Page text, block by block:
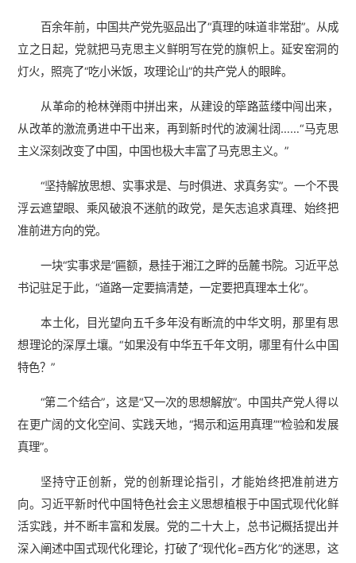
百余年前，中国共产党先驱品出了“真理的味道非常甜”。从成
立之日起，党就把马克思主义鲜明写在党的旗帜上。延安窑洞的
灯火，照亮了“吃小米饭，攻理论山”的共产党人的眼眸。
从革命的枪林弹雨中拼出来，从建设的筚路蓝缕中闯出来，
从改革的激流勇进中干出来，再到新时代的波澜壮阔……“马克思
主义深刻改变了中国，中国也极大丰富了马克思主义。”
“坚持解放思想、实事求是、与时俱进、求真务实”。一个不畏
浮云遮望眼、乘风破浪不迷航的政党，是矢志追求真理、始终把
准前进方向的党。
一块“实事求是”匾额，悬挂于湘江之畔的岳麓书院。习近平总
书记驻足于此，“道路一定要搞清楚，一定要把真理本土化”。
本土化，目光望向五千多年没有断流的中华文明，那里有思
想理论的深厚土壤。“如果没有中华五千年文明，哪里有什么中国
特色？”
“第二个结合”，这是“又一次的思想解放”。中国共产党人得以
在更广阔的文化空间、实践天地，“揭示和运用真理”“检验和发展
真理”。
坚持守正创新，党的创新理论指引，才能始终把准前进方
向。习近平新时代中国特色社会主义思想植根于中国式现代化鲜
活实践，并不断丰富和发展。党的二十大上，总书记概括提出并
深入阐述中国式现代化理论，打破了“现代化=西方化”的迷思，这